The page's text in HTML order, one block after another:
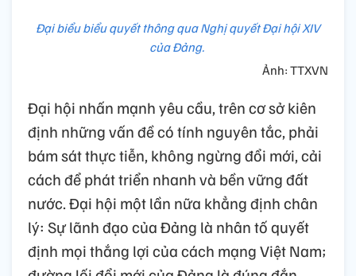
tảng; tăng cường quốc phòng, an ninh và
đẩy mạnh đối ngoại, hội nhập là trọng yếu,
thường xuyên. Đột phá phát triển khoa học,
công nghệ, đổi mới sáng tạo, chuyển đổi số
quốc gia là động lực trung tâm của phát
triển.
Đại biểu biểu quyết thông qua Nghị quyết Đại hội XIV
của Đảng.
Ảnh: TTXVN